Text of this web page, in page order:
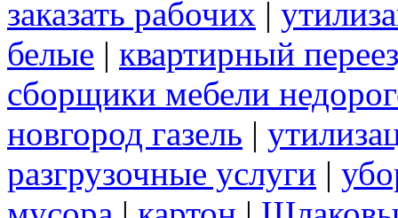
заказать рабочих |
белые | квартирный
сборщики мебели
новгород газель |
разгрузочные услуги |